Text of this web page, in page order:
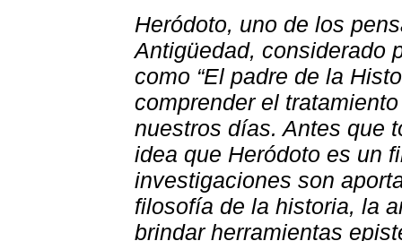
Heródoto, uno de los
Antigüedad, considerado
como “El padre de la
comprender el
nuestros días. Antes que
idea que Heródoto es un
investigaciones son
filosofía de la historia, la
brindar herramientas